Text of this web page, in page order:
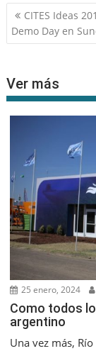
Navegación
de
entradas
CITES Ideas
Demo Day en
Ver más
25 enero, 2024
Como todos
argentino
Una vez más,